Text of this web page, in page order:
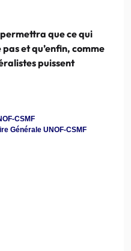
que ce qui
et qu’enfin, comme
puissent
CSMF
Générale UNOF-CSMF